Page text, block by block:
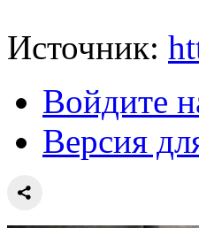
Источник:
Войдите
Версия